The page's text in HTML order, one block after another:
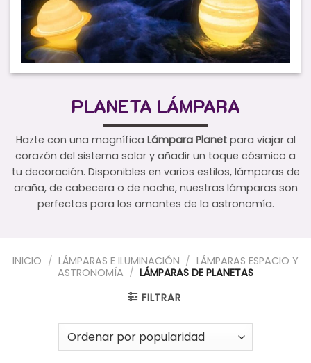
PLANETA LÁMPARA
Hazte con una magnífica Lámpara Planetpara viajar al
corazón del sistema solar y añadir un toque cósmico a
tu decoración. Disponibles en varios estilos, lámparas de
araña, de cabecera o de noche, nuestras lámparas son
perfectas para los amantes de la astronomía.
INICIO / LÁMPARAS E ILUMINACIÓN / LÁMPARAS ESPACIO Y
ASTRONOMÍA / LÁMPARAS DE PLANETAS
FILTRAR